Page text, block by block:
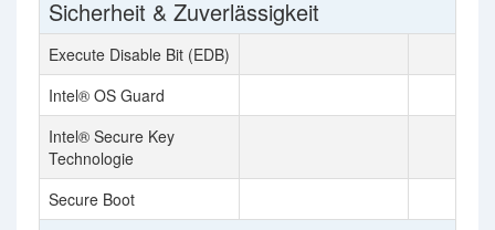
Sicherheit & Zuverlässigkeit
Execute Disable Bit (EDB)
Intel® OS Guard
Intel® Secure Key
Technologie
Secure Boot